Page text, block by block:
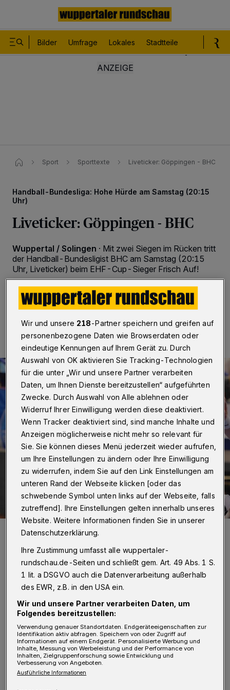
Bilder Umfrage Lokales Stadtteile
Sport Sporttexte Liveticker: Göppingen - BHC
Handball-Bundesliga: Hohe Hürde am Samstag (20:15
Uhr)
Liveticker: Göppingen - BHC
Wuppertal / Solingen · Mit zwei Siegen im Rücken tritt
der Handball-Bundesligist BHC am Samstag (20:15
Uhr, Liveticker) beim EHF-Cup-Sieger Frisch Auf!
08.10.2016 , 14:00 Uhr 2 Minuten Lesezeit
Nicht zu halten: Neuzugang Bogdan Criciotoiu (li.).
Von Jörn Koldehoff
G öppingen an.
"64 Prozent Wurfquote, das ist ein guter Wert
für uns", freute sich Sebastian Hinze nach
Wir und unsere 218-Partner speichern und greifen auf
personenbezogene Daten wie Browserdaten oder
eindeutige Kennungen auf Ihrem Gerät zu. Durch
Auswahl von OK aktivieren Sie Tracking-Technologien
für die unter „Wir und unsere Partner verarbeiten
Daten, um Ihnen Dienste bereitzustellen“ aufgeführten
Zwecke. Durch Auswahl von Alle ablehnen oder
Widerruf Ihrer Einwilligung werden diese deaktiviert.
Wenn Tracker deaktiviert sind, sind manche Inhalte und
Anzeigen möglicherweise nicht mehr so relevant für
Sie. Sie können dieses Menü jederzeit wieder aufrufen,
um Ihre Einstellungen zu ändern oder Ihre Einwilligung
zu widerrufen, indem Sie auf den Link Einstellungen am
unteren Rand der Webseite klicken [oder das
schwebende Symbol unten links auf der Webseite, falls
zutreffend]. Ihre Einstellungen gelten innerhalb unseres
Website. Weitere Informationen finden Sie in unserer
Datenschutzerklärung.
Ihre Zustimmung umfasst alle wuppertaler-
rundschau.de-Seiten und schließt gem. Art. 49 Abs. 1 S.
1 lit. a DSGVO auch die Datenverarbeitung außerhalb
des EWR, z.B. in den USA ein.
Wir und unsere Partner verarbeiten Daten, um
Folgendes bereitzustellen:
Verwendung genauer Standortdaten. Endgeräteeigenschaften zur
Identifikation aktiv abfragen. Speichern von oder Zugriff auf
Informationen auf einem Endgerät. Personalisierte Werbung und
Inhalte, Messung von Werbeleistung und der Performance von
Inhalten, Zielgruppenforschung sowie Entwicklung und
Verbesserung von Angeboten.
Ausführliche Informationen